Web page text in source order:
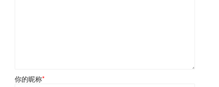
你的昵称*